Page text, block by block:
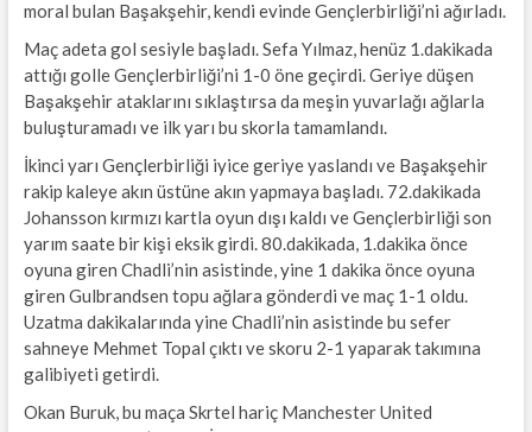
moral bulan Başakşehir, kendi evinde Gençlerbirliği’ni ağırladı.
Maç adeta gol sesiyle başladı. Sefa Yılmaz, henüz 1.dakikada
attığı golle Gençlerbirliği’ni 1-0 öne geçirdi. Geriye düşen
Başakşehir ataklarını sıklaştırsa da meşin yuvarlağı ağlarla
buluşturamadı ve ilk yarı bu skorla tamamlandı.
İkinci yarı Gençlerbirliği iyice geriye yaslandı ve Başakşehir
rakip kaleye akın üstüne akın yapmaya başladı. 72.dakikada
Johansson kırmızı kartla oyun dışı kaldı ve Gençlerbirliği son
yarım saate bir kişi eksik girdi. 80.dakikada, 1.dakika önce
oyuna giren Chadli’nin asistinde, yine 1 dakika önce oyuna
giren Gulbrandsen topu ağlara gönderdi ve maç 1-1 oldu.
Uzatma dakikalarında yine Chadli’nin asistinde bu sefer
sahneye Mehmet Topal çıktı ve skoru 2-1 yaparak takımına
galibiyeti getirdi.
Okan Buruk, bu maça Skrtel hariç Manchester United